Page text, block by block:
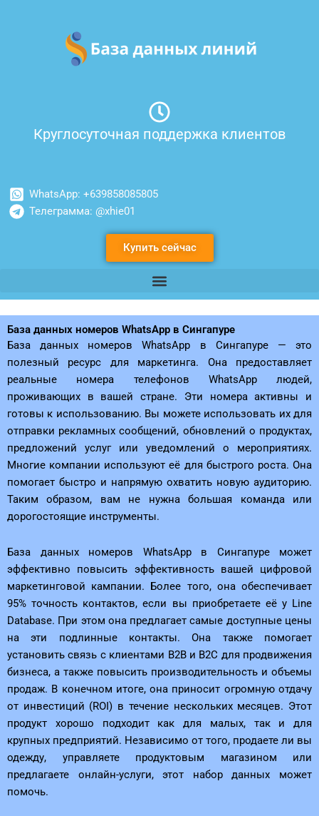
содержимому
Круглосуточная поддержка клиентов
WhatsApp: +639858085805
Телеграмма: @xhie01
Купить сейчас
База данных номеров WhatsApp в Сингапуре
База данных номеров WhatsApp в Сингапуре — это
полезный ресурс для маркетинга. Она предоставляет
реальные номера телефонов WhatsApp людей,
проживающих в вашей стране. Эти номера активны и
готовы к использованию. Вы можете использовать их для
отправки рекламных сообщений, обновлений о продуктах,
предложений услуг или уведомлений о мероприятиях.
Многие компании используют её для быстрого роста. Она
помогает быстро и напрямую охватить новую аудиторию.
Таким образом, вам не нужна большая команда или
дорогостоящие инструменты.
База данных номеров WhatsApp в Сингапуре может
эффективно повысить эффективность вашей цифровой
маркетинговой кампании. Более того, она обеспечивает
95% точность контактов, если вы приобретаете её у Line
Database. При этом она предлагает самые доступные цены
на эти подлинные контакты. Она также помогает
установить связь с клиентами B2B и B2C для продвижения
бизнеса, а также повысить производительность и объемы
продаж. В конечном итоге, она приносит огромную отдачу
от инвестиций (ROI) в течение нескольких месяцев. Этот
продукт хорошо подходит как для малых, так и для
крупных предприятий. Независимо от того, продаете ли вы
одежду, управляете продуктовым магазином или
предлагаете онлайн-услуги, этот набор данных может
помочь.